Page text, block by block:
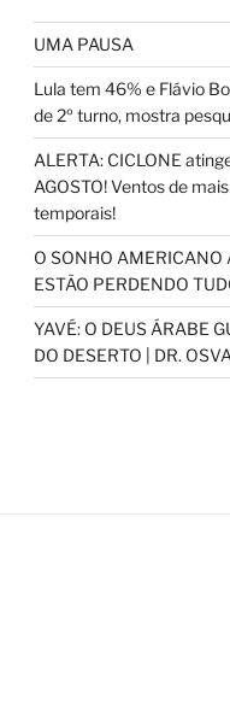
UMA PAUSA
Lula tem 46% e Flávio
de 2º turno, mostra
ALERTA: CICLONE
AGOSTO! Ventos de
temporais!
O SONHO AMERICANO
ESTÃO PERDENDO
YAVÉ: O DEUS ÁRABE
DO DESERTO | DR.